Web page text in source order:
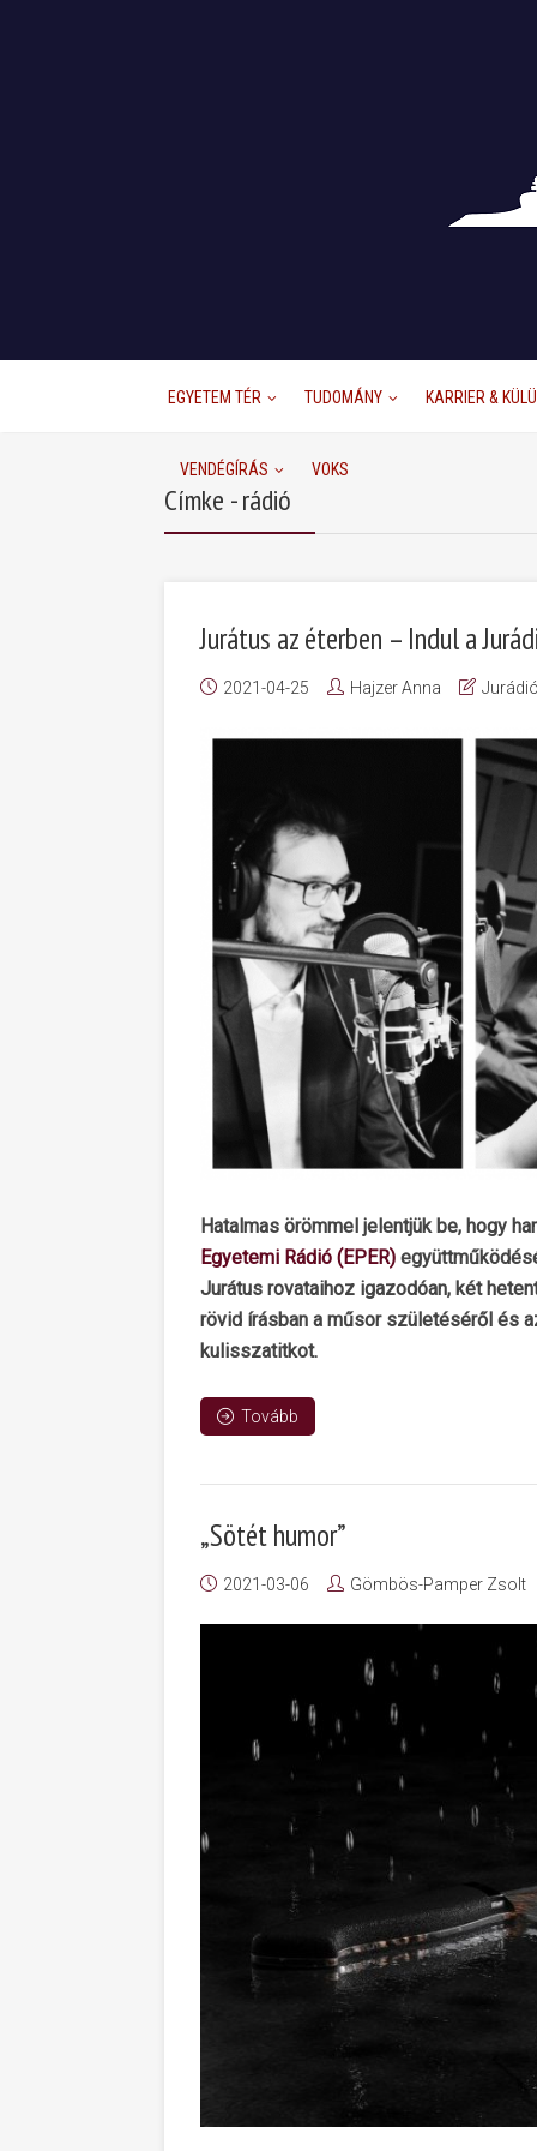
EGYETEM TÉR TUDOMÁNY KARRIER &
VENDÉGÍRÁS VOKS
Címke - rádió
Jurátus az éterben – Indul a
2021-04-25 Hajzer Anna Jurádió
Hatalmas örömmel jelentjük be, hogy
Egyetemi Rádió (EPER)
Jurátus rovataihoz igazodóan, két
rövid írásban a műsor születéséről és
kulisszatitkot.
Tovább
„Sötét humor”
2021-03-06 Gömbös-Pamper Zsolt